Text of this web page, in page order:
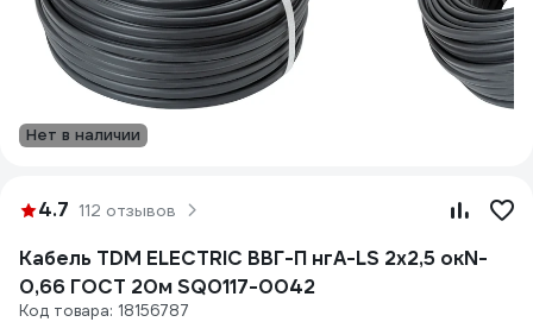
Нет в наличии
4.7 112 отзывов
Кабель TDM ELECTRIC ВВГ-П нгА-LS 2х2,5 окN-
0,66 ГОСТ 20м SQ0117-0042
Код товара: 18156787